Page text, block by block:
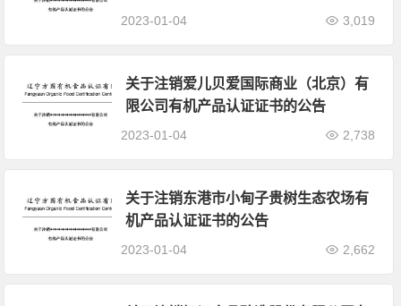
2023-01-04 3,019
关于注销爱儿贝爱国际商业（北京）有
限公司有机产品认证证书的公告
2023-01-04 2,738
关于注销东港市小甸子贵树生态农场有
机产品认证证书的公告
2023-01-04 2,662